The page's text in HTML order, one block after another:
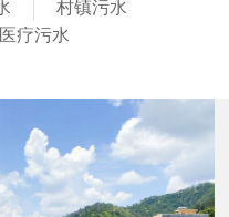
村镇污水
医疗污水